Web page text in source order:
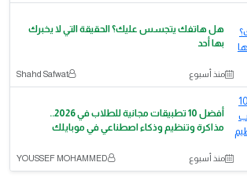
هل هاتفك يتجسس عليك؟ الحقيقة التي لا يخبرك
بها أحد
منذ أسبوع Shahd Safwat
أفضل 10 تطبيقات مجانية للطلاب في 2026..
مذاكرة وتنظيم وذكاء اصطناعي في موبايلك
منذ أسبوع YOUSSEF MOHAMMED